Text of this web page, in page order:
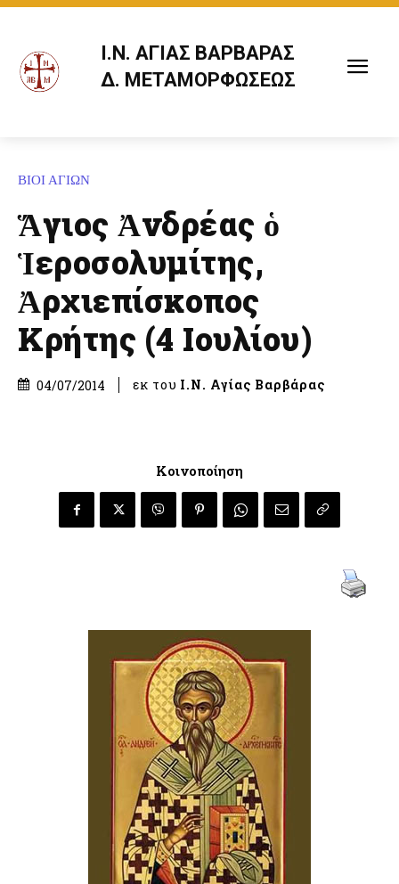
Ι.Ν. ΑΓΙΑΣ ΒΑΡΒΑΡΑΣ
Δ. ΜΕΤΑΜΟΡΦΩΣΕΩΣ
ΒΙΟΙ ΑΓΙΩΝ
Ἅγιος Ἀνδρέας ὁ
Ἱεροσολυμίτης,
Ἀρχιεπίσκοπος
Κρήτης (4 Ιουλίου)
04/07/2014 εκ του Ι.Ν. Αγίας Βαρβάρας
Κοινοποίηση